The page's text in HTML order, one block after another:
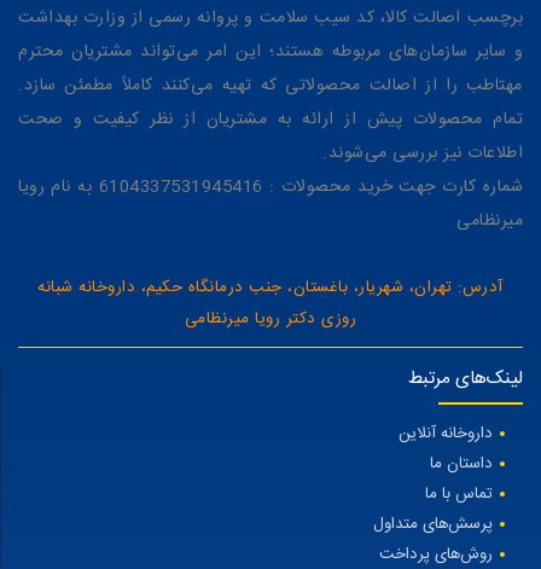
برچسب اصالت کالا، کد سیب سلامت و پروانه رسمی از وزارت بهداشت
و سایر سازمان‌های مربوطه هستند؛ این امر می‌تواند مشتریان محترم
مهتاطب را از اصالت محصولاتی که تهیه می‌کنند کاملاً مطمئن سازد.
تمام محصولات پیش از ارائه به مشتریان از نظر کیفیت و صحت
اطلاعات نیز بررسی می‌شوند.
شماره کارت جهت خرید محصولات : 6104337531945416 به نام رویا
میرنظامی
آدرس: تهران، شهریار، باغستان، جنب درمانگاه حکیم، داروخانه شبانه
روزی دکتر رویا میرنظامی
لینک‌های مرتبط
داروخانه آنلاین
داستان ما
تماس با ما
پرسش‌های متداول
روش‌های پرداخت